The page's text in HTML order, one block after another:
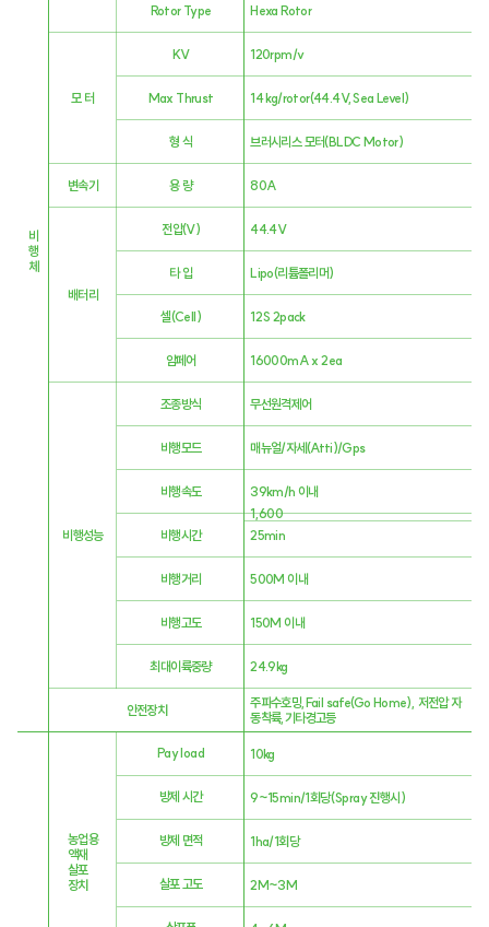
1,600
모 터
변속기
배터리
비행성능
안전장치
Rotor Type
KV
Max Thrust
​형 식
용 량
전압(V)
타 입
셀(Cell)
​암페어
조종방식
비행모드
비행속도
비행시간
비행거리
비행고도
최대이륙중량
Hexa Rotor
120rpm/v
14 kg/rotor(44.4V,Sea Level)
브러시리스 모터(BLDC Motor)
80A
44.4V
Lipo(리튬폴리머)
12S 2pack
16000mA x 2ea
무선원격제어
매뉴얼/자세(Atti)/Gps
39km/h 이내
25min
500M 이내
150M 이내
24.9kg
주파수호밍,Fail safe(Go Home), 저전압 자
동착륙,기타경고등
10kg
9~15min/1회당(Spray 진행시)
1ha/1회당
2M~3M
Pay load
방제 시간
방제 면적
살포 고도
농업용
액재
살포
장치
비
행
​체